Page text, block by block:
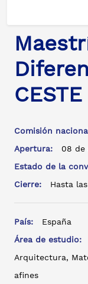
CESTE
Comisión
Apertura:
08 de
Estado de la
Cierre:
Hasta
País:
España
Área de estudio:
Arquitectura,
afines